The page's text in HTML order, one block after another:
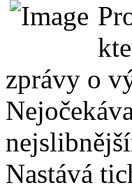
zprávy o
Nastává